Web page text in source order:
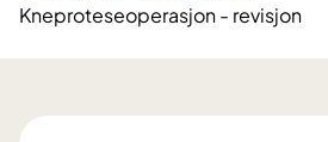
Kneproteseoperasjon - revisjon